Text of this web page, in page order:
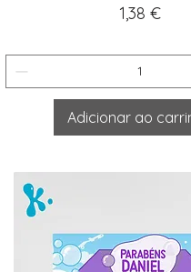
Preço
1,38 €
Adicionar ao